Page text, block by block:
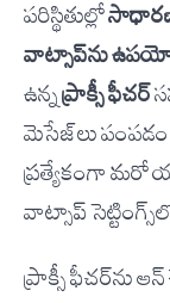
పరిస్థితుల్లోసాధారణ
వాట్సాప్‌ను
ఉన్నప్రాక్సీ ఫీచర్
మెసేజ్‌లు
ప్రత్యేకంగా మరో
వాట్సాప్
ప్రాక్సీ ఫీచర్‌ను